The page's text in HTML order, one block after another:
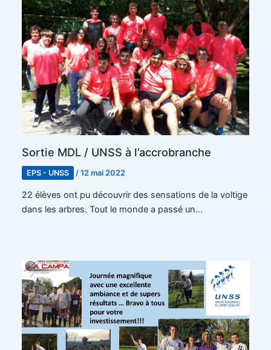
Sortie MDL / UNSS à l’accrobranche
EPS - UNSS /12 mai 2022
22 élèves ont pu découvrir des sensations de la voltige
dans les arbres. Tout le monde a passé un…